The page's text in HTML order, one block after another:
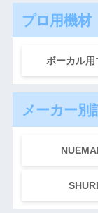
プロ用機材
ボーカル用
メーカー別